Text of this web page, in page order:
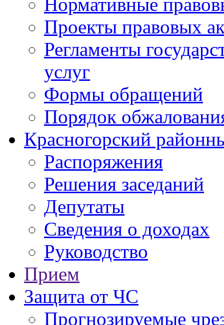
Проекты правовых
Регламенты
услуг
Формы обращений
Порядок
Красногорский
Распоряжения
Решения заседаний
Депутаты
Сведения о доходах
Руководство
Прием
Защита от ЧС
Прогнозируемые